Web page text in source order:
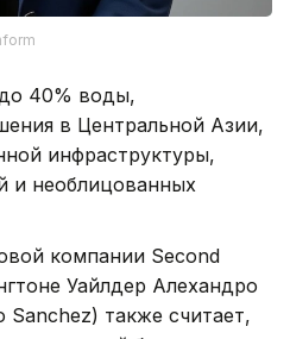
40% воды,
в Центральной Азии,
инфраструктуры,
и необлицованных
компании Second
Уайлдер Алехандро
Sanchez) также считает,